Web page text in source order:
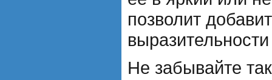
позволит
Не забывайте